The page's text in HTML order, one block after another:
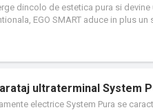
dincolo de estetica pura si
EGO SMART aduce in plus
personalizata pentru a indica
ultraterminal System
electrice System Pura se